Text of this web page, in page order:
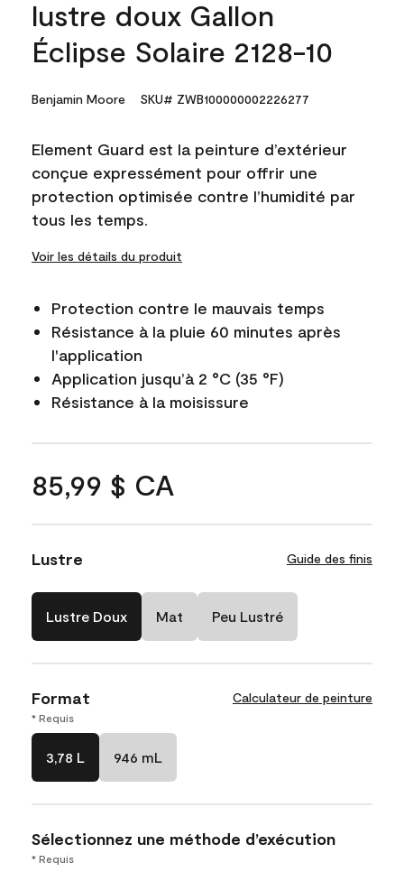
lustre doux Gallon
Éclipse Solaire 2128-10
Benjamin Moore SKU# ZWB100000002226277
Element Guard est la peinture d’extérieur
conçue expressément pour offrir une
protection optimisée contre l’humidité par
tous les temps.
Voir les détails du produit
Protection contre le mauvais temps
Résistance à la pluie 60 minutes après
l'application
Application jusqu’à 2 °C (35 °F)
Résistance à la moisissure
85,99 $ CA
Lustre Guide des finis
Lustre Doux Mat Peu Lustré
Format Calculateur de peinture
* Requis
3,78 L 946 mL
Sélectionnez une méthode d’exécution
* Requis